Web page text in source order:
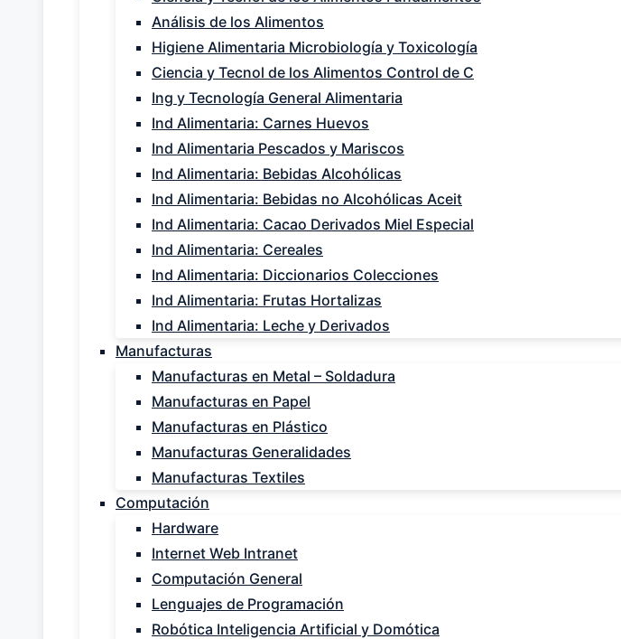
Análisis de los Alimentos
Higiene Alimentaria Microbiología y Toxicología
Ciencia y Tecnol de los Alimentos Control de C
Ing y Tecnología General Alimentaria
Ind Alimentaria: Carnes Huevos
Ind Alimentaria Pescados y Mariscos
Ind Alimentaria: Bebidas Alcohólicas
Ind Alimentaria: Bebidas no Alcohólicas Aceit
Ind Alimentaria: Cacao Derivados Miel Especial
Ind Alimentaria: Cereales
Ind Alimentaria: Diccionarios Colecciones
Ind Alimentaria: Frutas Hortalizas
Ind Alimentaria: Leche y Derivados
Manufacturas
Manufacturas en Metal – Soldadura
Manufacturas en Papel
Manufacturas en Plástico
Manufacturas Generalidades
Manufacturas Textiles
Computación
Hardware
Internet Web Intranet
Computación General
Lenguajes de Programación
Robótica Inteligencia Artificial y Domótica